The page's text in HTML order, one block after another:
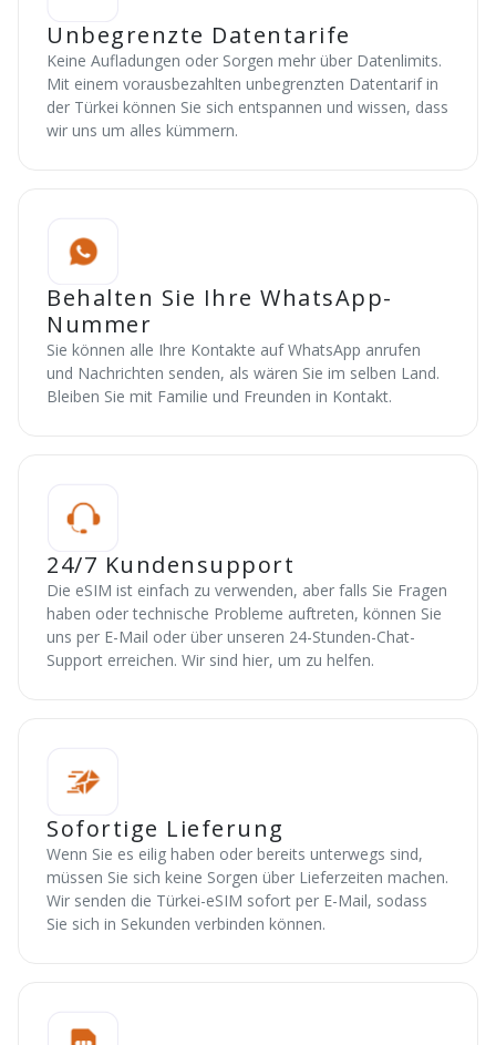
Unbegrenzte Datentarife
Keine Aufladungen oder Sorgen mehr über Datenlimits.
Mit einem vorausbezahlten unbegrenzten Datentarif in
der Türkei können Sie sich entspannen und wissen, dass
wir uns um alles kümmern.
Behalten Sie Ihre WhatsApp-
Nummer
Sie können alle Ihre Kontakte auf WhatsApp anrufen
und Nachrichten senden, als wären Sie im selben Land.
Bleiben Sie mit Familie und Freunden in Kontakt.
24/7 Kundensupport
Die eSIM ist einfach zu verwenden, aber falls Sie Fragen
haben oder technische Probleme auftreten, können Sie
uns per E-Mail oder über unseren 24-Stunden-Chat-
Support erreichen. Wir sind hier, um zu helfen.
Sofortige Lieferung
Wenn Sie es eilig haben oder bereits unterwegs sind,
müssen Sie sich keine Sorgen über Lieferzeiten machen.
Wir senden die Türkei-eSIM sofort per E-Mail, sodass
Sie sich in Sekunden verbinden können.